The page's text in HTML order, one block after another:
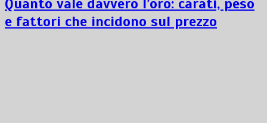
e fattori che incidono sul prezzo